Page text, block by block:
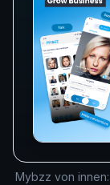
Mybzz von